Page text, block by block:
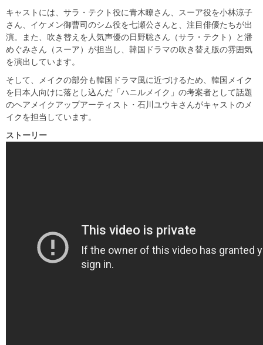
キャストには、サラ・テクト役に青木瞭さん、スーア役を小林涼子
さん、イケメン御曹司のシム役を七瀬公さんと、注目俳優たちが出
演。また、吹き替えを人気声優の日野聡さん（サラ・テクト）と潘
めぐみさん（スーア）が担当し、韓国ドラマの吹き替え版の雰囲気
を演出しています。
そして、メイクの部分も韓国ドラマ風に近づけるため、韓国メイク
を日本人向けに落とし込んだ「ハニルメイク」の考案者として話題
のヘアメイクアップアーティスト・石川ユウキさんがキャストのメ
イクを担当しています。
ストーリー